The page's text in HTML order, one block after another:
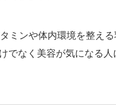
ミンや体内環境を整える
でなく美容が気になる人